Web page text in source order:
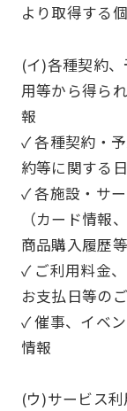
より取得する
(イ)各種契約
用等から得ら
報
✓ 各種契約・
約等に関する
✓ 各施設・サ
（カード情報
商品購入履歴等
✓ ご利用料金
お支払日等の
✓ 催事、イベ
情報
(ウ)サービス